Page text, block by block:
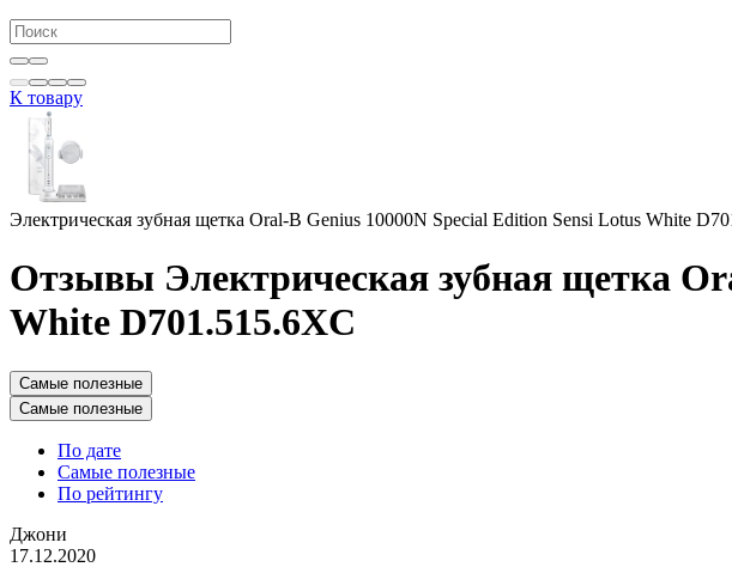
К товару
Электрическая зубная щетка Oral-B Genius 10000N Special Edition Sensi Lotus White
Отзывы Электрическая зубная щетка
White D701.515.6XC
Самые полезные
Самые полезные
По дате
Самые полезные
По рейтингу
Джони
17.12.2020